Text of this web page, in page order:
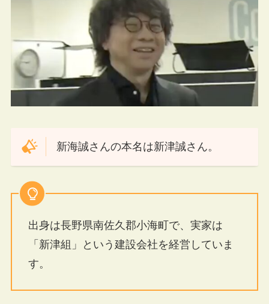
新海誠さんの本名は新津誠さん。
出身は長野県南佐久郡小海町で、実家は
「新津組」という建設会社を経営していま
す。